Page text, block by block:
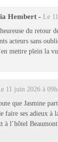
Hembert - Le
du retour
acteurs sans
mettre plein la
11 juin 2026 à
que Jasmine
faire ses adieux à
à l’hôtel Beaumont.